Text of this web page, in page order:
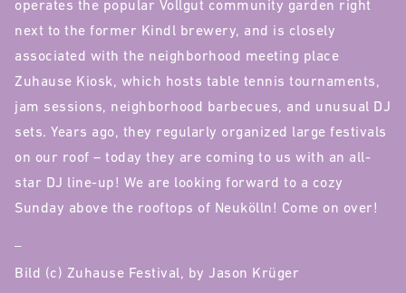
operates the popular Vollgut community garden right
next to the former Kindl brewery, and is closely
associated with the neighborhood meeting place
Zuhause Kiosk, which hosts table tennis tournaments,
jam sessions, neighborhood barbecues, and unusual DJ
sets. Years ago, they regularly organized large festivals
on our roof – today they are coming to us with an all-
star DJ line-up! We are looking forward to a cozy
Sunday above the rooftops of Neukölln! Come on over!
Bild (c) Zuhause Festival, by Jason Krüger